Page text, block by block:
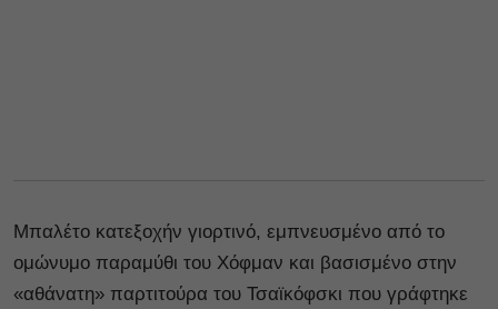
Μπαλέτο κατεξοχήν γιορτινό, εμπνευσμένο από το
ομώνυμο παραμύθι του Χόφμαν και βασισμένο στην
«αθάνατη» παρτιτούρα του Τσαϊκόφσκι που γράφτηκε